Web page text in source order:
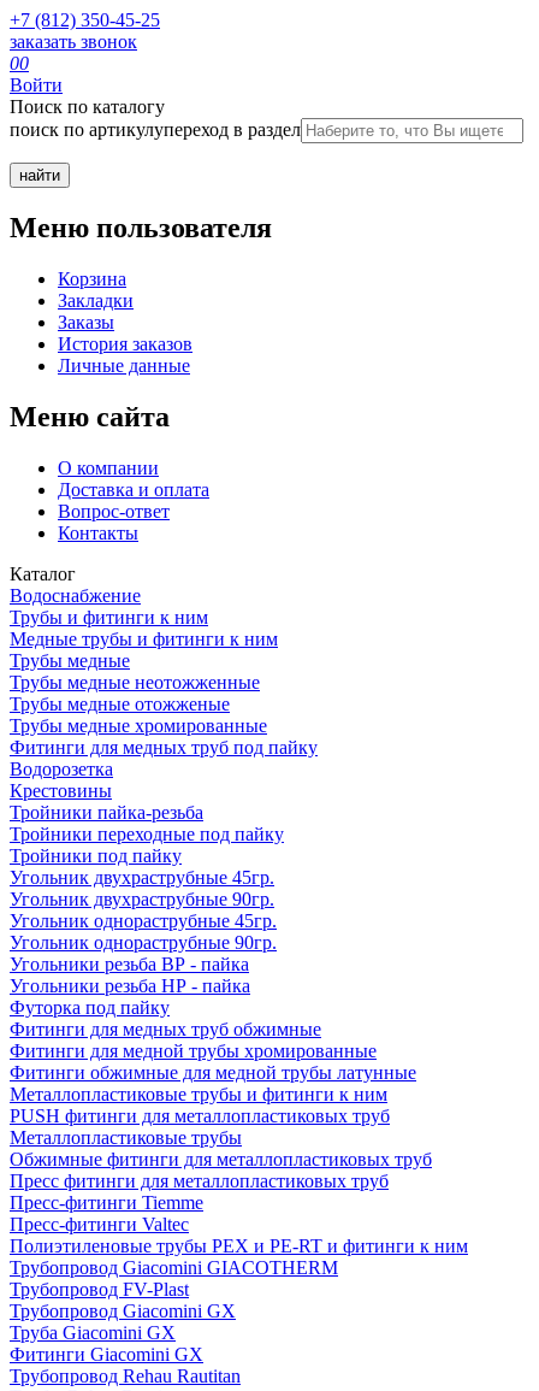
+7 (812) 350-45-25
заказать звонок
00
Войти
Поиск по каталогу
поиск по артикулупереход в раздел
Меню пользователя
Корзина
Закладки
Заказы
История заказов
Личные данные
Меню сайта
О компании
Доставка и оплата
Вопрос-ответ
Контакты
Каталог
Водоснабжение
Трубы и фитинги к ним
Медные трубы и фитинги к ним
Трубы медные
Трубы медные неотожженные
Трубы медные отожженые
Трубы медные хромированные
Фитинги для медных труб под пайку
Водорозетка
Крестовины
Тройники пайка-резьба
Тройники переходные под пайку
Тройники под пайку
Угольник двухраструбные 45гр.
Угольник двухраструбные 90гр.
Угольник однораструбные 45гр.
Угольник однораструбные 90гр.
Угольники резьба ВР - пайка
Угольники резьба НР - пайка
Футорка под пайку
Фитинги для медных труб обжимные
Фитинги для медной трубы хромированные
Фитинги обжимные для медной трубы латунные
Металлопластиковые трубы и фитинги к ним
PUSH фитинги для металлопластиковых труб
Металлопластиковые трубы
Обжимные фитинги для металлопластиковых труб
Пресс фитинги для металлопластиковых труб
Пресс-фитинги Tiemme
Пресс-фитинги Valtec
Полиэтиленовые трубы PEX и PE-RT и фитинги к ним
Трубопровод Giacomini GIACOTHERM
Трубопровод FV-Plast
Трубопровод Giacomini GX
Труба Giacomini GX
Фитинги Giacomini GX
Трубопровод Rehau Rautitan